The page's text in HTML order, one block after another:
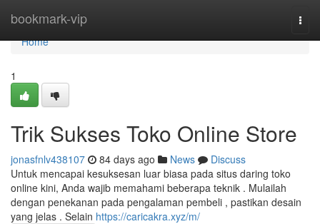
bookmark-vip
Home
Home
1
Trik Sukses Toko Online Store
jonasfnlv438107 84 days ago News
Discuss
Untuk mencapai kesuksesan luar biasa pada situs daring toko
online kini, Anda wajib memahami beberapa teknik . Mulailah
dengan penekanan pada pengalaman pembeli , pastikan desain
yang jelas . Selain https://caricakra.xyz/m/